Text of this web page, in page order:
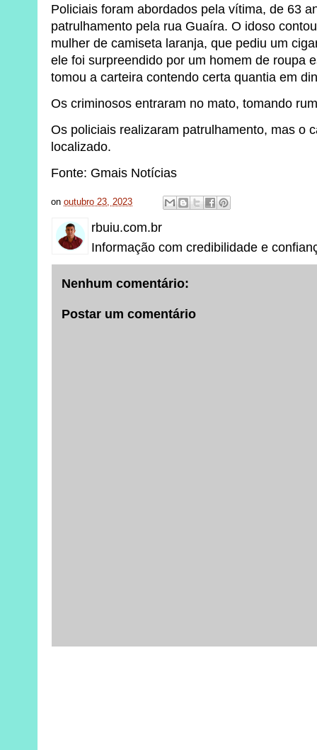
Policiais foram abordados pela vítima, de 63
patrulhamento pela rua Guaíra. O idoso
mulher de camiseta laranja, que pediu um
ele foi surpreendido por um homem de roupa
tomou a carteira contendo certa quantia em
Os criminosos entraram no mato, tomando
Os policiais realizaram patrulhamento, mas o
localizado.
Fonte: Gmais Notícias
onoutubro 23, 2023
rbuiu.com.br
Informação com credibilidade e
Nenhum comentário:
Postar um comentário